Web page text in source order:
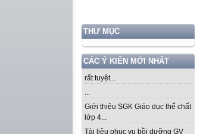
THƯ MỤC
CÁC Ý KIẾN MỚI NHẤT
rất tuyệt...
...
Giới thiệu SGK Giáo dục thể chất
lớp 4...
Tài liệu phục vụ bồi dưỡng GV